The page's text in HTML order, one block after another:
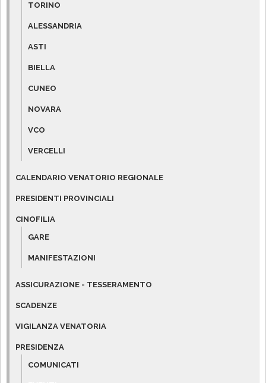
TORINO
ALESSANDRIA
ASTI
BIELLA
CUNEO
NOVARA
VCO
VERCELLI
CALENDARIO VENATORIO REGIONALE
PRESIDENTI PROVINCIALI
CINOFILIA
GARE
MANIFESTAZIONI
ASSICURAZIONE - TESSERAMENTO
SCADENZE
VIGILANZA VENATORIA
PRESIDENZA
COMUNICATI